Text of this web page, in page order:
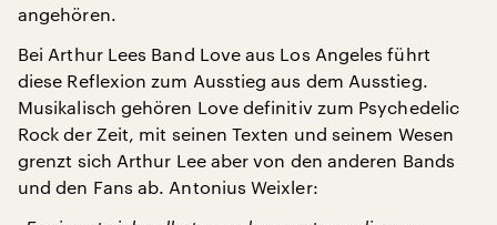
angehören.
Bei Arthur Lees Band Love aus Los Angeles führt
diese Reflexion zum Ausstieg aus dem Ausstieg.
Musikalisch gehören Love definitiv zum Psychedelic
Rock der Zeit, mit seinen Texten und seinem Wesen
grenzt sich Arthur Lee aber von den anderen Bands
und den Fans ab. Antonius Weixler: